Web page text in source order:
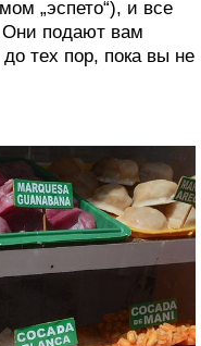
„эспето“), и все
Они подают вам
тех пор, пока вы не